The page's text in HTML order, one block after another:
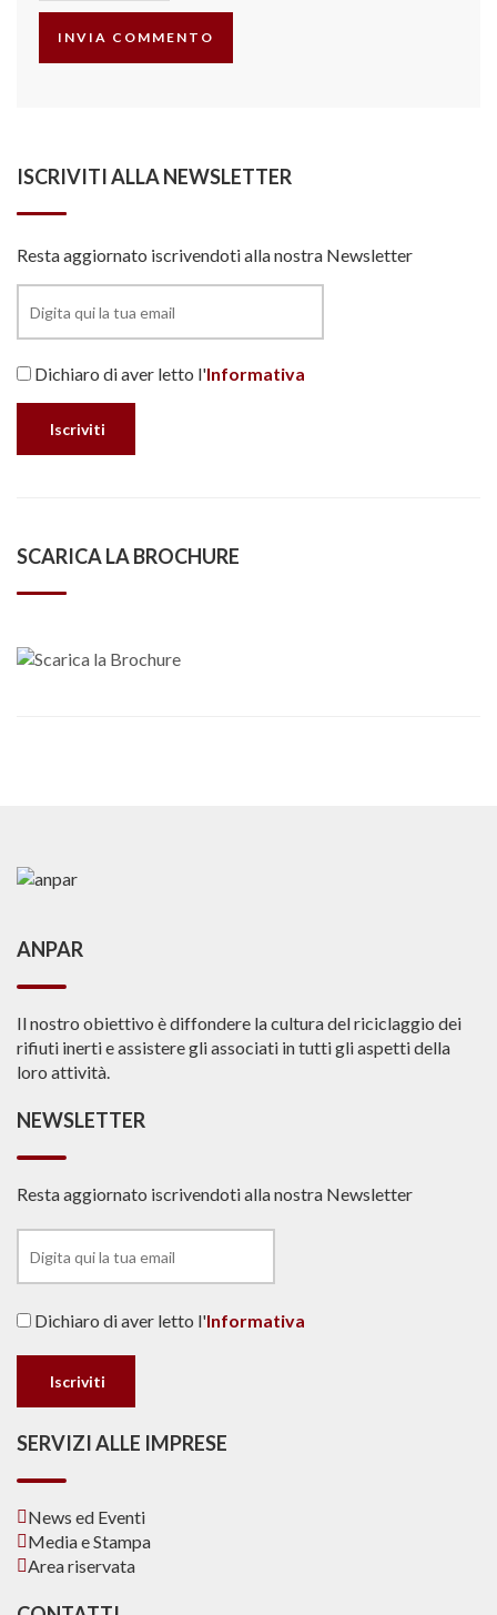
ISCRIVITI ALLA NEWSLETTER
Resta aggiornato iscrivendoti alla nostra Newsletter
Dichiaro di aver letto l'Informativa
SCARICA LA BROCHURE
ANPAR
Il nostro obiettivo è diffondere la cultura del riciclaggio dei
rifiuti inerti e assistere gli associati in tutti gli aspetti della
loro attività.
NEWSLETTER
Resta aggiornato iscrivendoti alla nostra Newsletter
Dichiaro di aver letto l'Informativa
SERVIZI ALLE IMPRESE
News ed Eventi
Media e Stampa
Area riservata